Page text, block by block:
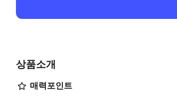
상품소개
매력포인트